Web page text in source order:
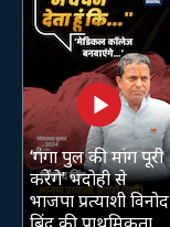
‘गंगा पुल की मांग पूरी
करेंगे’ भदोही से
भाजपा प्रत्याशी विनोद